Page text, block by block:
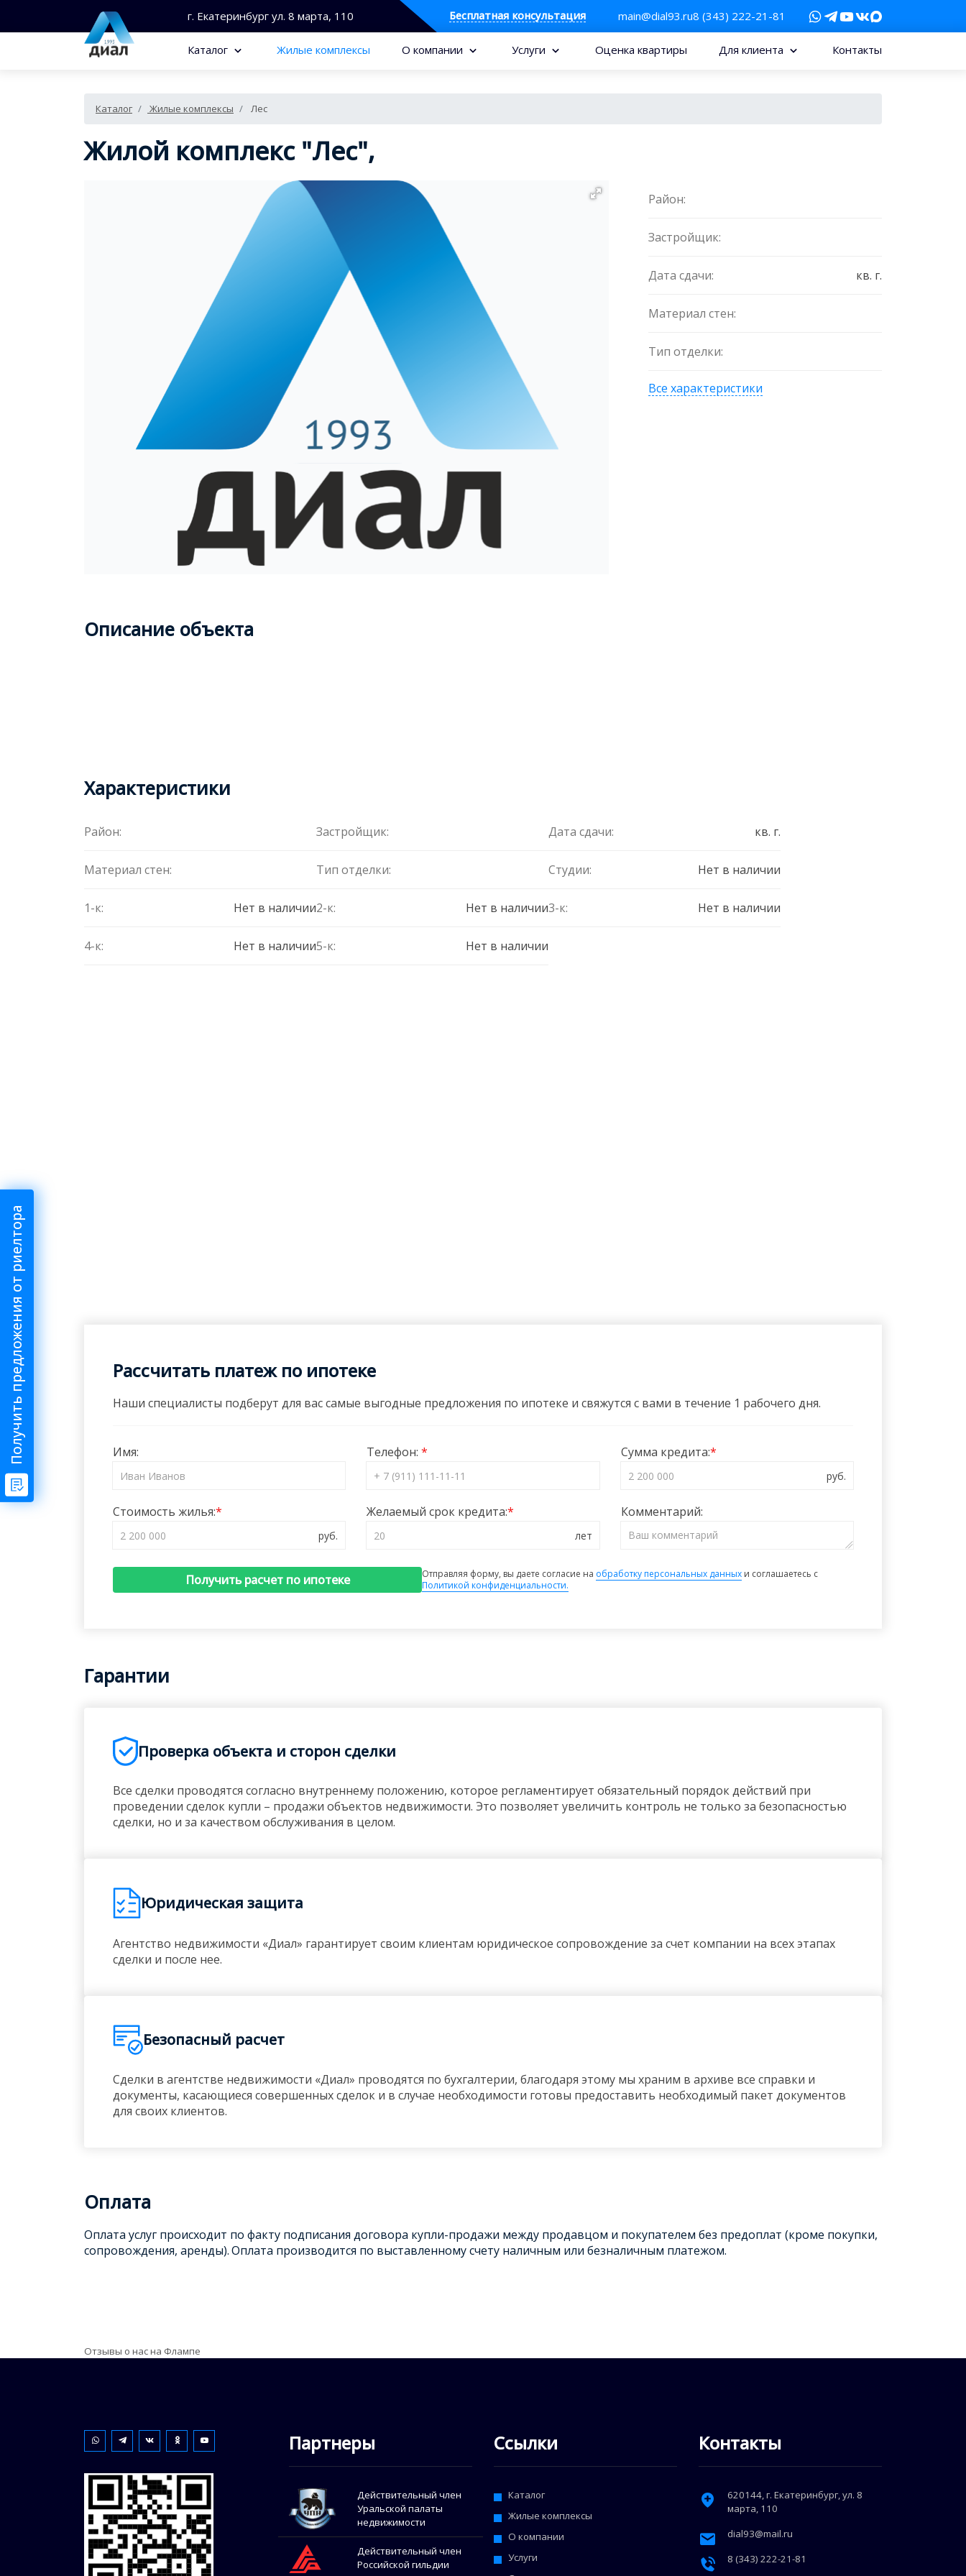
г. Екатеринбург ул. 8 марта, 110 Бесплатная консультация main@dial93.ru8 (343) 222-21-81
Каталог Жилые комплексы О компании Услуги Оценка квартиры Для клиента Контакты
Каталог Жилые комплексы Лес
Жилой комплекс "Лес",
Район:
Застройщик:
Дата сдачи: кв. г.
Материал стен:
Тип отделки:
Все характеристики
Описание объекта
Характеристики
Район: Застройщик: Дата сдачи: кв. г.
Материал стен: Тип отделки: Студии: Нет в наличии
1-к: Нет в наличии2-к: Нет в наличии3-к: Нет в наличии
4-к: Нет в наличии5-к: Нет в наличии
Рассчитать платеж по ипотеке
Наши специалисты подберут для вас самые выгодные предложения по ипотеке и свяжутся с вами в течение 1 рабочего дня.
Имя: Телефон: Сумма кредита:
Стоимость жилья: Желаемый срок кредита: Комментарий:
Получить расчет по ипотеке Отправляя форму, вы даете согласие на обработку персональных данных и соглашаетесь с
Политикой конфиденциальности.
Гарантии
Проверка объекта и сторон сделки
Все сделки проводятся согласно внутреннему положению, которое регламентирует обязательный порядок действий при
проведении сделок купли – продажи объектов недвижимости. Это позволяет увеличить контроль не только за безопасностью
сделки, но и за качеством обслуживания в целом.
Юридическая защита
Агентство недвижимости «Диал» гарантирует своим клиентам юридическое сопровождение за счет компании на всех этапах
сделки и после нее.
Безопасный расчет
Сделки в агентстве недвижимости «Диал» проводятся по бухгалтерии, благодаря этому мы храним в архиве все справки и
документы, касающиеся совершенных сделок и в случае необходимости готовы предоставить необходимый пакет документов
для своих клиентов.
Оплата
Оплата услуг происходит по факту подписания договора купли-продажи между продавцом и покупателем без предоплат (кроме покупки,
сопровождения, аренды).Оплата производится по выставленному счету наличным или безналичным платежом.
Отзывы о нас на Флампе
Партнеры
Действительный член
Уральской палаты
недвижимости
Действительный член
Российской гильдии
Ссылки
Каталог
Жилые комплексы
О компании
Услуги
Контакты
620144, г. Екатеринбург,ул. 8
марта, 110
dial93@mail.ru
8 (343) 222-21-81
Получить предложения от риелтора